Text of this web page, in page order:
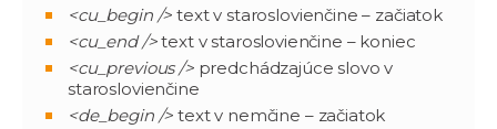
<cu_begin /> text v staroslovienčine – začiatok
<cu_end />text v staroslovienčine – koniec
<cu_previous />predchádzajúce slovo v
staroslovienčine
<de_begin /> text v nemčine – začiatok